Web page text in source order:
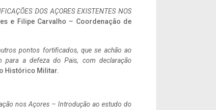
DOS AÇORES EXISTENTES NOS
e Filipe Carvalho – Coordenação de
pontos fortificados, que se achão ao
para a defeza do Pais, com declaração
Histórico Militar.
nos Açores – Introdução ao estudo do